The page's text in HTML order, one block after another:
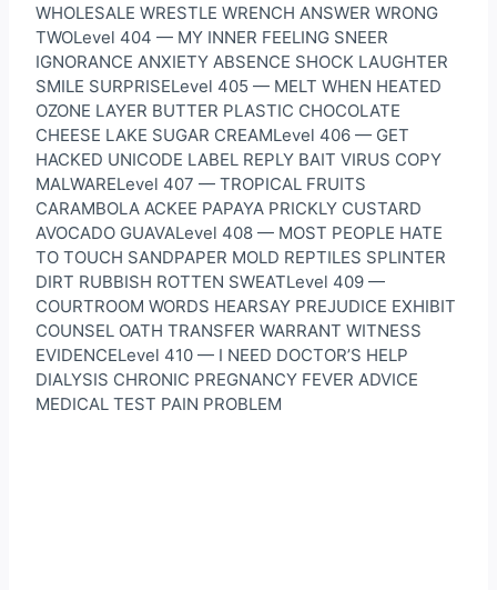
WHOLESALE WRESTLE WRENCH ANSWER WRONG
TWOLevel 404 — MY INNER FEELING SNEER
IGNORANCE ANXIETY ABSENCE SHOCK LAUGHTER
SMILE SURPRISELevel 405 — MELT WHEN HEATED
OZONE LAYER BUTTER PLASTIC CHOCOLATE
CHEESE LAKE SUGAR CREAMLevel 406 — GET
HACKED UNICODE LABEL REPLY BAIT VIRUS COPY
MALWARELevel 407 — TROPICAL FRUITS
CARAMBOLA ACKEE PAPAYA PRICKLY CUSTARD
AVOCADO GUAVALevel 408 — MOST PEOPLE HATE
TO TOUCH SANDPAPER MOLD REPTILES SPLINTER
DIRT RUBBISH ROTTEN SWEATLevel 409 —
COURTROOM WORDS HEARSAY PREJUDICE EXHIBIT
COUNSEL OATH TRANSFER WARRANT WITNESS
EVIDENCELevel 410 — I NEED DOCTOR’S HELP
DIALYSIS CHRONIC PREGNANCY FEVER ADVICE
MEDICAL TEST PAIN PROBLEM